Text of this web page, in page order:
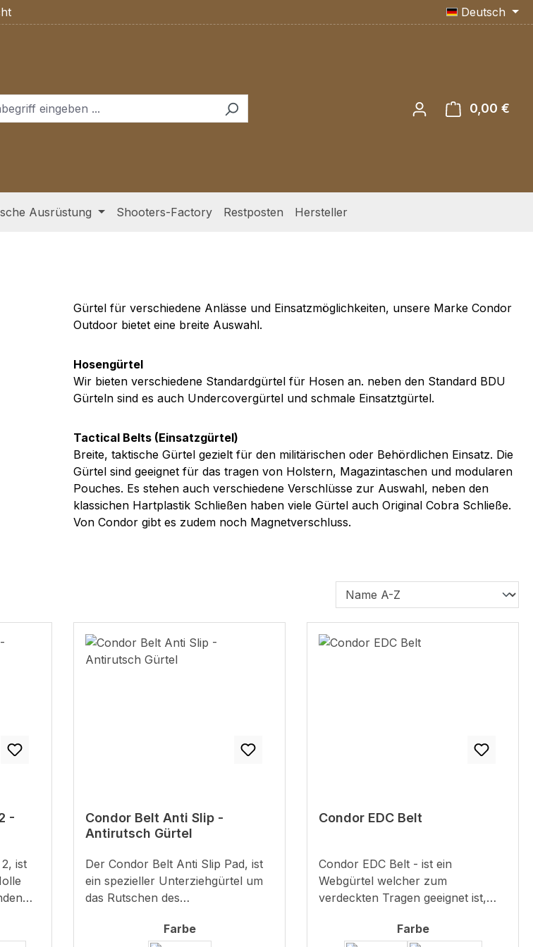
Deutsch
0,00 €
Ausrüstung Shooters-Factory Restposten Hersteller
Gürtel für verschiedene Anlässe und Einsatzmöglichkeiten, unsere Marke Condor
Outdoor bietet eine breite Auswahl.
Hosengürtel
Wir bieten verschiedene Standardgürtel für Hosen an. neben den Standard BDU
Gürteln sind es auch Undercovergürtel und schmale Einsatztgürtel.
Tactical Belts (Einsatzgürtel)
Breite, taktische Gürtel gezielt für den militärischen oder Behördlichen Einsatz. Die
Gürtel sind geeignet für das tragen von Holstern, Magazintaschen und modularen
Pouches. Es stehen auch verschiedene Verschlüsse zur Auswahl, neben den
klassichen Hartplastik Schließen haben viele Gürtel auch Original Cobra Schließe.
Von Condor gibt es zudem noch Magnetverschluss.
-
ist
Condor Belt Anti Slip -
Antirutsch Gürtel
Der Condor Belt Anti Slip Pad, ist
ein spezieller Unterziehgürtel um
das Rutschen des
Farbeauswählen
Condor EDC Belt
Condor EDC Belt - ist ein
Webgürtel welcher zum
verdeckten Tragen geeignet ist,
guten Eindruck macht.Das
Farbeauswählen